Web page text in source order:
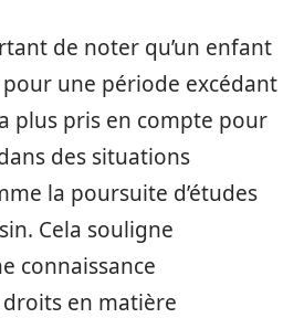
de noter qu’un enfant
une période excédant
plus pris en compte pour
des situations
la poursuite d’études
Cela souligne
connaissance
en matière